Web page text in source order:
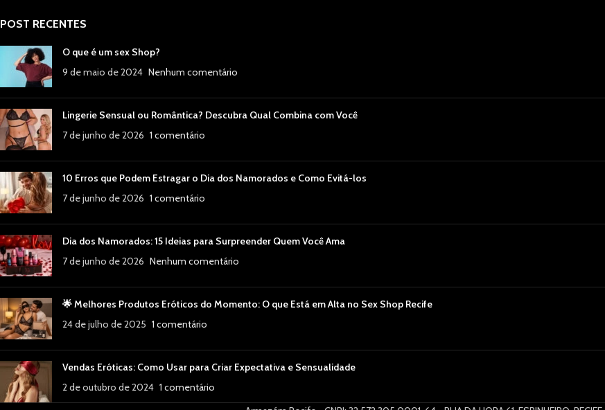
POST RECENTES
O que é um sex Shop?
9 de maio de 2024 Nenhum comentário
Lingerie Sensual ou Romântica? Descubra Qual Combina com Você
7 de junho de 2026 1 comentário
10 Erros que Podem Estragar o Dia dos Namorados e Como Evitá-los
7 de junho de 2026 1 comentário
Dia dos Namorados: 15 Ideias para Surpreender Quem Você Ama
7 de junho de 2026 Nenhum comentário
🌟 Melhores Produtos Eróticos do Momento: O que Está em Alta no Sex Shop Recife
24 de julho de 2025 1 comentário
Vendas Eróticas: Como Usar para Criar Expectativa e Sensualidade
2 de outubro de 2024 1 comentário